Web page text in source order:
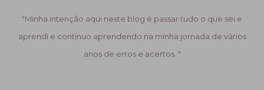
"Minha intenção aqui neste blog é passar tudo o que sei e
aprendi e continuo aprendendo na minha jornada de vários
anos de erros e acertos. "